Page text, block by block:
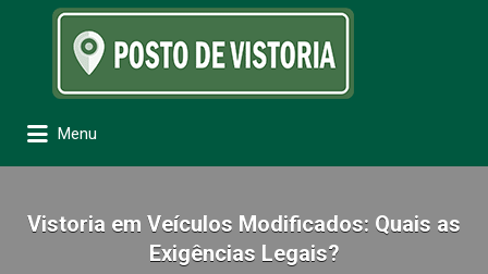
Procurar:
Menu
Vistoria em Veículos Modificados: Quais as
Exigências Legais?